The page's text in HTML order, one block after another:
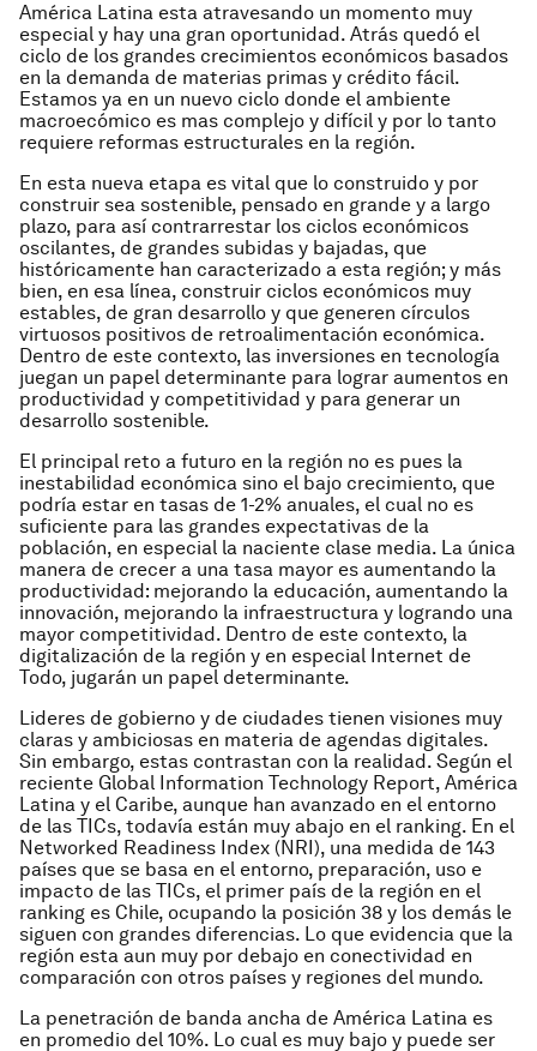
América Latina esta atravesando un momento muy
especial y hay una gran oportunidad. Atrás quedó el
ciclo de los grandes crecimientos económicos basados
en la demanda de materias primas y crédito fácil.
Estamos ya en un nuevo ciclo donde el ambiente
macroecómico es mas complejo y difícil y por lo tanto
requiere reformas estructurales en la región.
En esta nueva etapa es vital que lo construido y por
construir sea sostenible, pensado en grande y a largo
plazo, para así contrarrestar los ciclos económicos
oscilantes, de grandes subidas y bajadas, que
históricamente han caracterizado a esta región; y más
bien, en esa línea, construir ciclos económicos muy
estables, de gran desarrollo y que generen círculos
virtuosos positivos de retroalimentación económica.
Dentro de este contexto, las inversiones en tecnología
juegan un papel determinante para lograr aumentos en
productividad y competitividad y para generar un
desarrollo sostenible.
El principal reto a futuro en la región no es pues la
inestabilidad económica sino el bajo crecimiento, que
podría estar en tasas de 1-2% anuales, el cual no es
suficiente para las grandes expectativas de la
población, en especial la naciente clase media. La única
manera de crecer a una tasa mayor es aumentando la
productividad: mejorando la educación, aumentando la
innovación, mejorando la infraestructura y logrando una
mayor competitividad. Dentro de este contexto, la
digitalización de la región y en especial Internet de
Todo, jugarán un papel determinante.
Lideres de gobierno y de ciudades tienen visiones muy
claras y ambiciosas en materia de agendas digitales.
Sin embargo, estas contrastan con la realidad. Según el
reciente Global Information Technology Report, América
Latina y el Caribe, aunque han avanzado en el entorno
de las TICs, todavía están muy abajo en el ranking. En el
Networked Readiness Index (NRI), una medida de 143
países que se basa en el entorno, preparación, uso e
impacto de las TICs, el primer país de la región en el
ranking es Chile, ocupando la posición 38 y los demás le
siguen con grandes diferencias. Lo que evidencia que la
región esta aun muy por debajo en conectividad en
comparación con otros países y regiones del mundo.
La penetración de banda ancha de América Latina es
en promedio del 10%. Lo cual es muy bajo y puede ser